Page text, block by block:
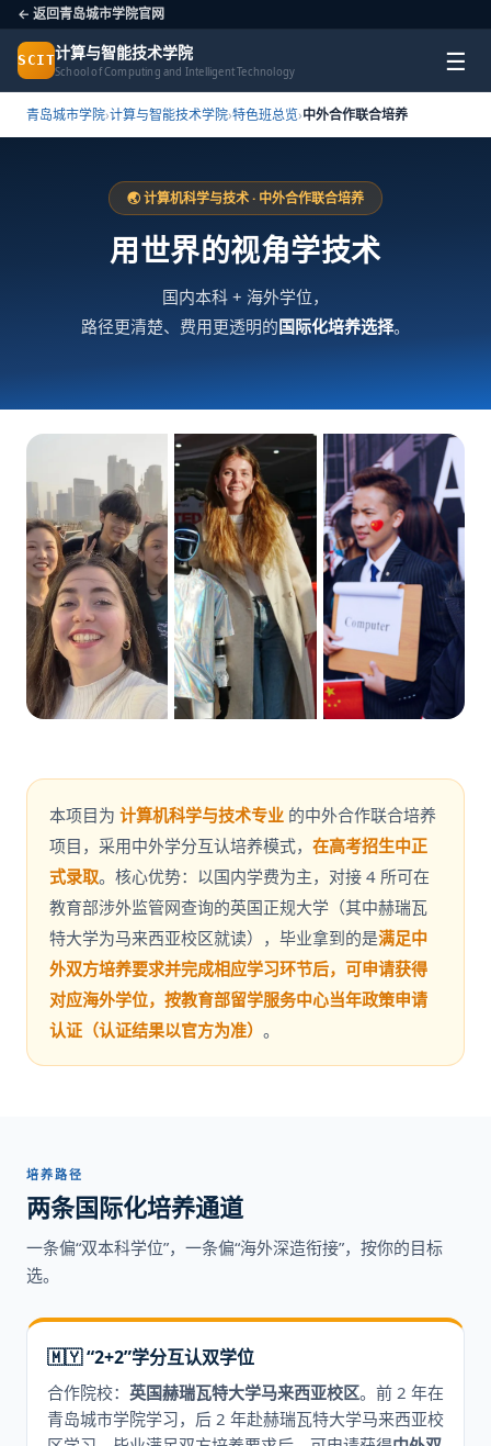
← 返回青岛城市学院官网
SCIT计算与智能技术学院
School of Computing and Intelligent Technology ☰
青岛城市学院›计算与智能技术学院›特色班总览›中外合作联合培养
🌏 计算机科学与技术 · 中外合作联合培养
用世界的视角学技术
国内本科 + 海外学位，
路径更清楚、费用更透明的国际化培养选择。
本项目为 计算机科学与技术专业 的中外合作联合培养
项目，采用中外学分互认培养模式， 在高考招生中正
式录取。核心优势：以国内学费为主，对接 4 所可在
教育部涉外监管网查询的英国正规大学（其中赫瑞瓦
特大学为马来西亚校区就读），毕业拿到的是满足中
外双方培养要求并完成相应学习环节后，可申请获得
对应海外学位，按教育部留学服务中心当年政策申请
认证（认证结果以官方为准） 。
培养路径
两条国际化培养通道
一条偏“双本科学位”，一条偏“海外深造衔接”，按你的目标
选。
🇲🇾 “2+2”学分互认双学位
合作院校： 英国赫瑞瓦特大学马来西亚校区。前 2 年在
青岛城市学院学习，后 2 年赴赫瑞瓦特大学马来西亚校